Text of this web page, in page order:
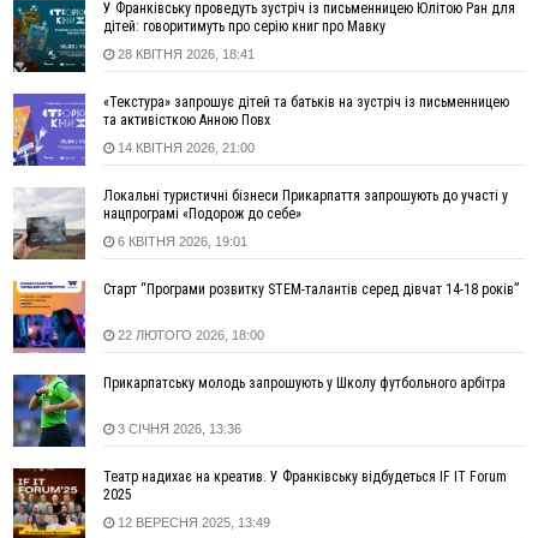
16:43
Зарплати на Прикарпатті за місяць зросли на 10%, але до
середньої по Україні ще далеко
був повторно затриманий
15:54
Прикарпатець прийшов у Пенсійний та заявив поліції про
гранату, бо йому не нарахували пенсію
14:59
У Болгарії затримали прикарпатця, який виготовляв
наркотики для міжнародного синдикату
14:47
Стефанішина отримала нову підозру. Їй обирають
14:02
«Пілот з Лондона» видурив у жительки Коломийщини
майже 64 тисячі гривень
13:13
У четвер на Прикарпатті очікується сильна спека до 39°
13:00
На Снятинщині спіймали чоловіка, який зливав з цистерни
у полі невідому речовину
12:29
У МОЗ змінили підхід до госпіталізації та оновили правила
роботи стаціонарів
12:07
На межі Прикарпаття і Тернопільщини невідомі засипали
русло Золотої Липи та облаштували переправу
У Франківську проведуть зустріч із письменницею Юлітою Ран для
дітей: говоритимуть про серію книг про Мавку
28 КВІТНЯ 2026, 18:41
«Текстура» запрошує дітей та батьків на зустріч із письменницею
та активісткою Анною Повх
14 КВІТНЯ 2026, 21:00
Локальні туристичні бізнеси Прикарпаття запрошують до участі у
нацпрограмі «Подорож до себе»
6 КВІТНЯ 2026, 19:01
Старт “Програми розвитку STEM-талантів серед дівчат 14-18 років”
22 ЛЮТОГО 2026, 18:00
Прикарпатську молодь запрошують у Школу футбольного арбітра
3 СІЧНЯ 2026, 13:36
Театр надихає на креатив. У Франківську відбудеться IF IT Forum
2025
12 ВЕРЕСНЯ 2025, 13:49